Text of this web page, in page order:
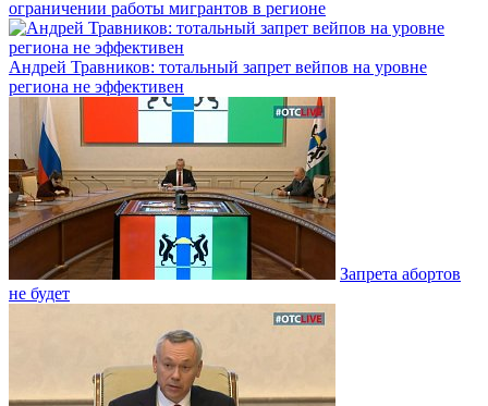
ограничении работы мигрантов в регионе
Андрей Травников: тотальный запрет вейпов на уровне
региона не эффективен
Запрета абортов
не будет